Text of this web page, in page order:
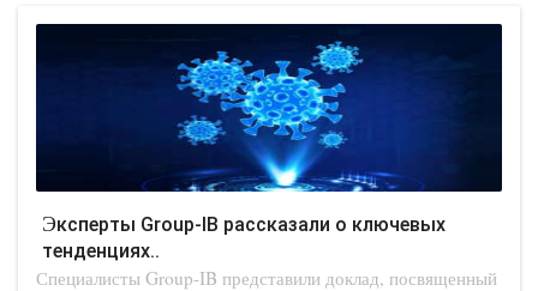
Эксперты Group-IB рассказали о ключевых
тенденциях..
Специалисты Group-IB представили доклад, посвященный